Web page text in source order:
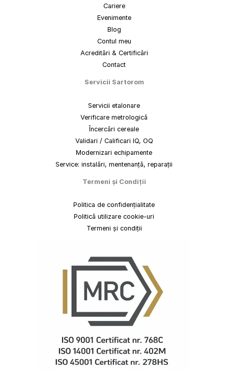
Cariere
Evenimente
Blog
Contul meu
Acreditări & Certificări
Contact
Servicii Sartorom
Servicii etalonare
Verificare metrologică
Încercări cereale
Validari / Calificari IQ, OQ
Modernizari echipamente
Service: instalări, mentenanță, reparații
Termeni și Condiții
Politica de confidențialitate
Politică utilizare cookie-uri
Termeni și condiții